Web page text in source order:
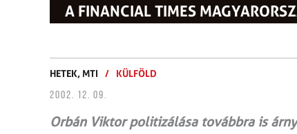
A FINANCIAL TIMES
HETEK, MTI / KÜLFÖLD
2002. 12. 09.
Orbán Viktor politizálása továbbra is